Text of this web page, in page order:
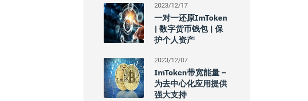
2023/12/17
一对一还原imToken
| 数字货币钱包 | 保
护个人资产
2023/12/07
ImToken带宽能量 –
为去中心化应用提供
强大支持